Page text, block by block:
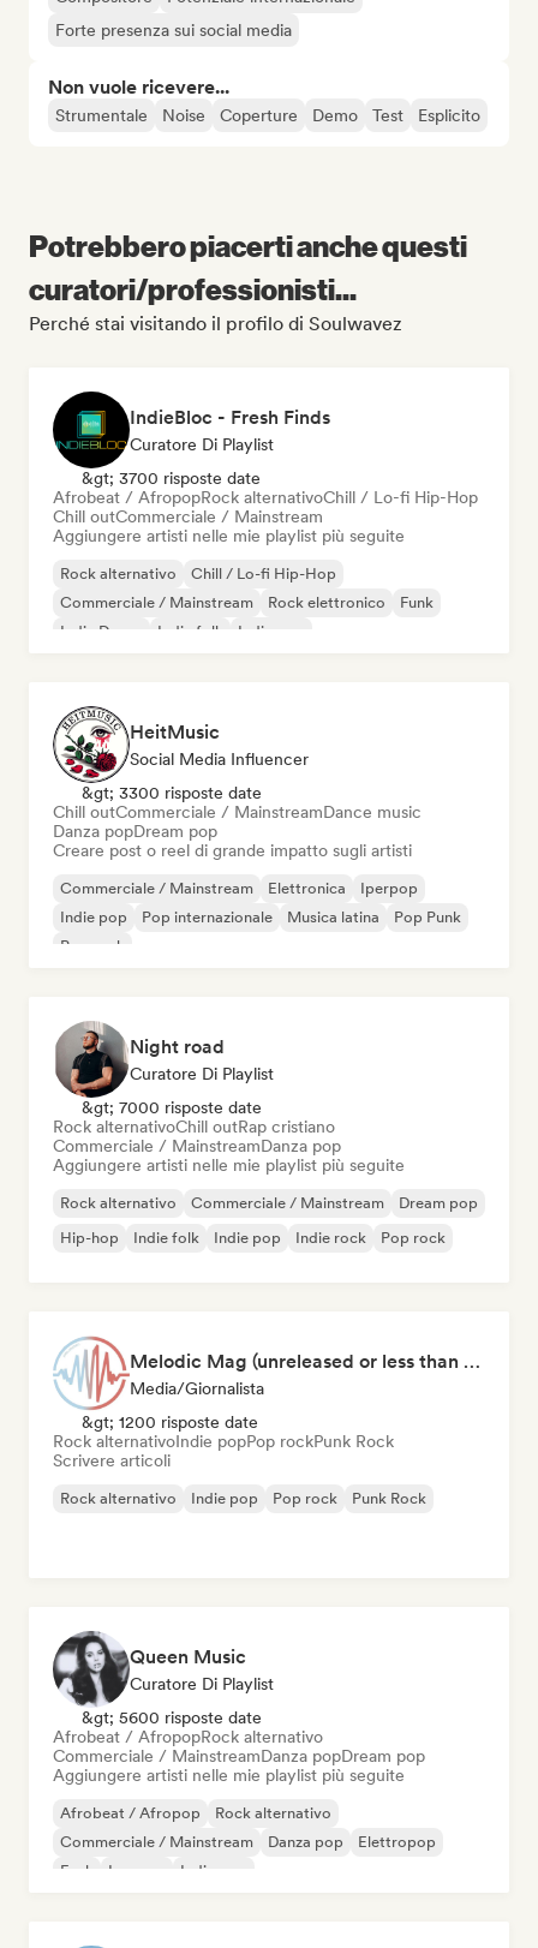
Forte presenza sui social media
Non vuole ricevere...
Strumentale Noise Coperture Demo Test Esplicito
Potrebbero piacerti anche questi
curatori/professionisti...
Perché stai visitando il profilo di Soulwavez
IndieBloc - Fresh Finds
Curatore Di Playlist
&gt; 3700 risposte date
Afrobeat / AfropopRock alternativoChill / Lo-fi Hip-Hop
Chill outCommerciale / Mainstream
Aggiungere artisti nelle mie playlist più seguite
Rock alternativo
Chill / Lo-fi Hip-Hop
Commerciale / Mainstream
Rock elettronico
Funk
Indie Dance
Indie folk Indie pop
HeitMusic
Social Media Influencer
&gt; 3300 risposte date
Chill outCommerciale / MainstreamDance music
Danza popDream pop
Creare post o reel di grande impatto sugli artisti
Commerciale / Mainstream Elettronica
Iperpop
Indie pop
Pop internazionale Musica latina
Pop Punk
Pop rock
Night road
Curatore Di Playlist
&gt; 7000 risposte date
Rock alternativoChill outRap cristiano
Commerciale / MainstreamDanza pop
Aggiungere artisti nelle mie playlist più seguite
Rock alternativo Commerciale / Mainstream
Dream pop
Hip-hop
Indie folk Indie pop Indie rock Pop rock
Melodic Mag (unreleased or less than 2 weeks since release)
Media/Giornalista
&gt; 1200 risposte date
Rock alternativoIndie popPop rockPunk Rock
Scrivere articoli
Rock alternativo Indie pop Pop rock Punk Rock
Queen Music
Curatore Di Playlist
&gt; 5600 risposte date
Afrobeat / AfropopRock alternativo
Commerciale / MainstreamDanza popDream pop
Aggiungere artisti nelle mie playlist più seguite
Afrobeat / Afropop
Rock alternativo
Commerciale / Mainstream
Danza pop
Elettropop
Funk
Iperpop Indie pop